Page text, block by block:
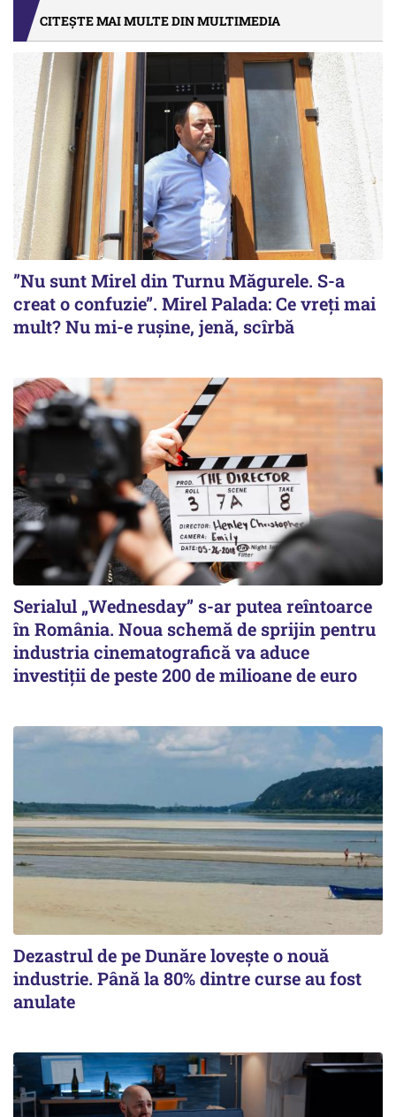
CITEȘTE MAI MULTE DIN MULTIMEDIA
”Nu sunt Mirel din Turnu Măgurele. S-a
creat o confuzie”. Mirel Palada: Ce vreți mai
mult? Nu mi-e rușine, jenă, scîrbă
Serialul „Wednesday” s-ar putea reîntoarce
în România. Noua schemă de sprijin pentru
industria cinematografică va aduce
investiții de peste 200 de milioane de euro
Dezastrul de pe Dunăre lovește o nouă
industrie. Până la 80% dintre curse au fost
anulate